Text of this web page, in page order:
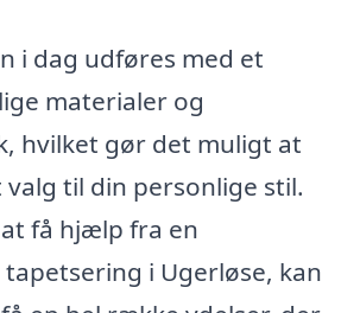
i dag udføres med et
materialer og
hvilket gør det muligt at
til din personlige stil.
få hjælp fra en
i Ugerløse, kan